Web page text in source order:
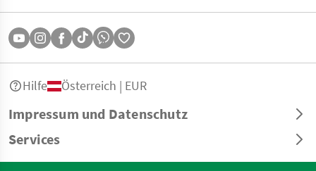
Impressum und Datenschutz
Services
Hilfe Österreich | EUR